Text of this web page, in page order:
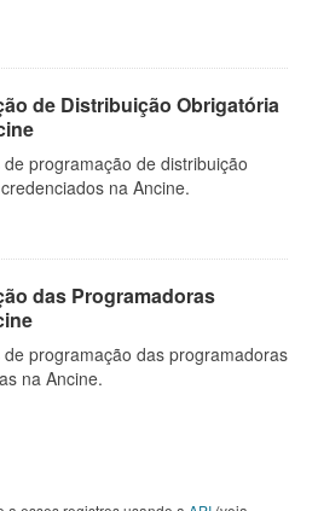
de Distribuição Obrigatória
programação de distribuição
na Ancine.
das Programadoras
programação das programadoras
na Ancine.